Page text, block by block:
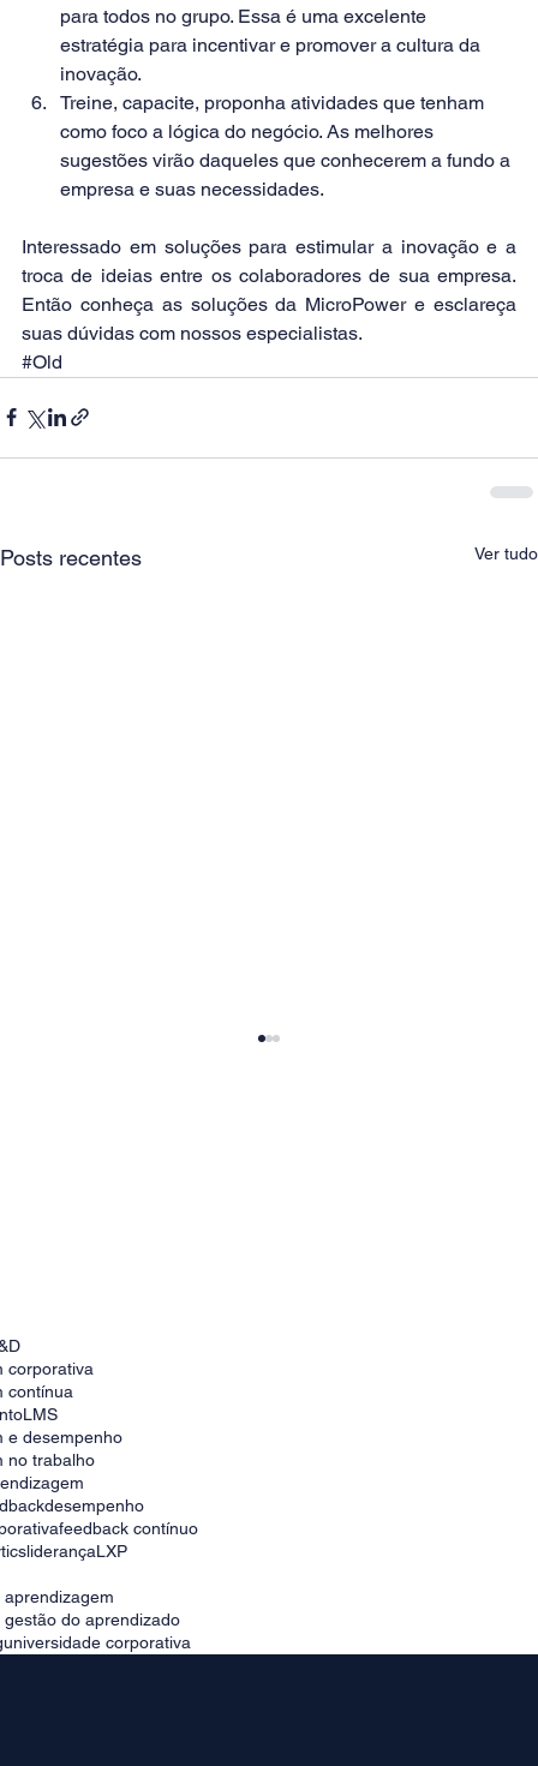
para todos no grupo. Essa é uma excelente
estratégia para incentivar e promover a cultura da
inovação.
Treine, capacite, proponha atividades que tenham
como foco a lógica do negócio. As melhores
sugestões virão daqueles que conhecerem a fundo a
empresa e suas necessidades.
Interessado em soluções para estimular a inovação e a
troca de ideias entre os colaboradores de sua empresa.
Então conheça as soluções da MicroPower e esclareça
suas dúvidas com nossos especialistas.
#Old
Posts recentes Ver tudo
corporativa
contínua
LMS
e desempenho
no trabalho
desempenho
feedback contínuo
liderançaLXP
do aprendizado
universidade corporativa